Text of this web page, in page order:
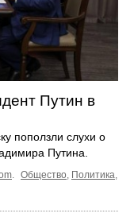
Путин в
поползли слухи о
Путина.
Общество Политика